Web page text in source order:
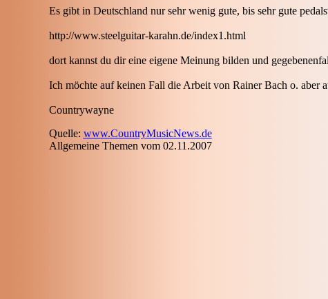
Es gibt in Deutschland nur sehr wenig gute, bis sehr gute
http://www.steelguitar-karahn.de/index1.html
dort kannst du dir eine eigene Meinung bilden und
Ich möchte auf keinen Fall die Arbeit von Rainer Bach o. aber
Countrywayne
Quelle: www.CountryMusicNews.de
Allgemeine Themen vom 02.11.2007